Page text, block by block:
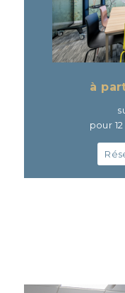
à
pour